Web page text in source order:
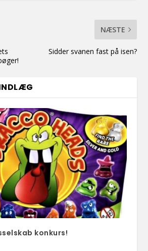
NÆSTE
Sidder svanen fast på isen?
konkurs!